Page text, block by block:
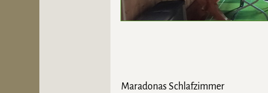
Maradonas Schlafzimmer